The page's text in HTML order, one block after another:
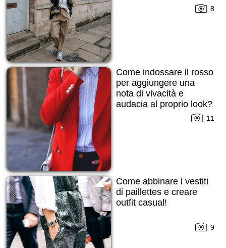
8
Come indossare il rosso
per aggiungere una
nota di vivacità e
audacia al proprio look?
11
Come abbinare i vestiti
di paillettes e creare
outfit casual!
9